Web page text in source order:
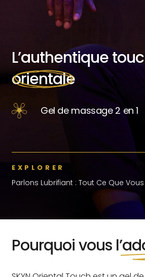
L’authentique
orientale
Gel de massage 2 en 1
EXPLORER
Parlons Lubrifiant : Tout Ce Que
Pourquoi vous